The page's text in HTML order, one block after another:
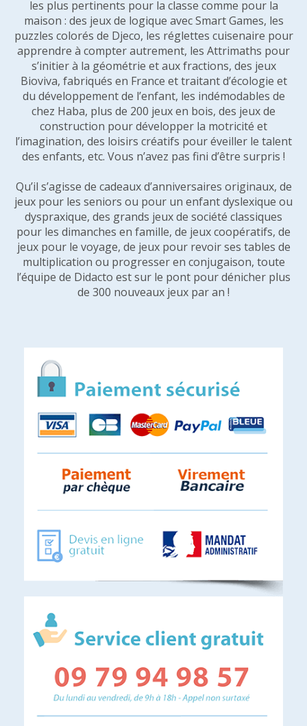
les plus pertinents pour la classe comme pour la
maison : des jeux de logique avec Smart Games, les
puzzles colorés de Djeco, les réglettes cuisenaire pour
apprendre à compter autrement, les Attrimaths pour
s’initier à la géométrie et aux fractions, des jeux
Bioviva, fabriqués en France et traitant d’écologie et
du développement de l’enfant, les indémodables de
chez Haba, plus de 200 jeux en bois, des jeux de
construction pour développer la motricité et
l’imagination, des loisirs créatifs pour éveiller le talent
des enfants, etc. Vous n’avez pas fini d’être surpris !
Qu’il s’agisse de cadeaux d’anniversaires originaux, de
jeux pour les seniors ou pour un enfant dyslexique ou
dyspraxique, des grands jeux de société classiques
pour les dimanches en famille, de jeux coopératifs, de
jeux pour le voyage, de jeux pour revoir ses tables de
multiplication ou progresser en conjugaison, toute
l’équipe de Didacto est sur le pont pour dénicher plus
de 300 nouveaux jeux par an !